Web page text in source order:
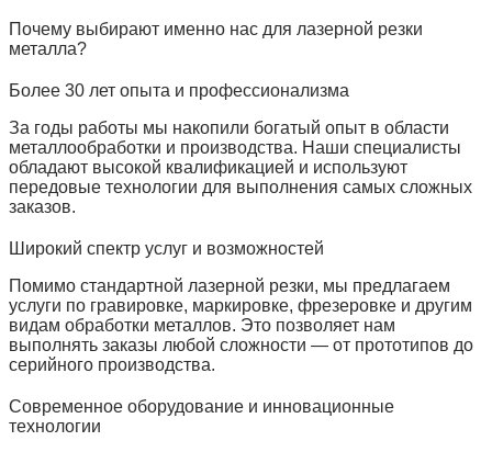
Почему выбирают именно нас для лазерной резки
металла?
Более 30 лет опыта и профессионализма
За годы работы мы накопили богатый опыт в области
металлообработки и производства. Наши специалисты
обладают высокой квалификацией и используют
передовые технологии для выполнения самых сложных
заказов.
Широкий спектр услуг и возможностей
Помимо стандартной лазерной резки, мы предлагаем
услуги по гравировке, маркировке, фрезеровке и другим
видам обработки металлов. Это позволяет нам
выполнять заказы любой сложности — от прототипов до
серийного производства.
Современное оборудование и инновационные
технологии